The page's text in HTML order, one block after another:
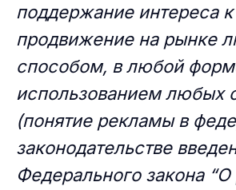
поддержание интереса
продвижение на рынке
способом, в любой
использованием любых
(понятие рекламы в
законодательстве
Федерального закона